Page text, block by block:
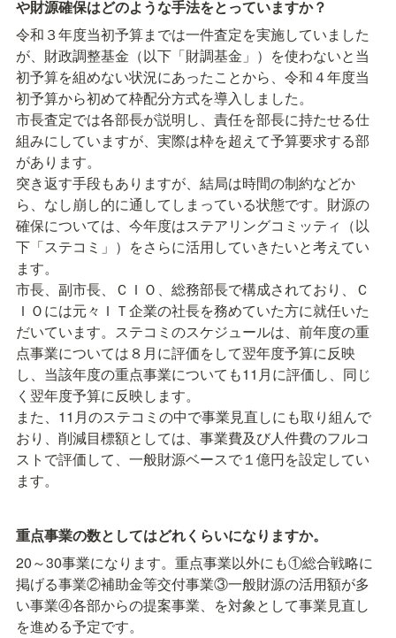
や財源確保はどのような手法をとっていますか？
令和３年度当初予算までは一件査定を実施していました
が、財政調整基金（以下「財調基金」）を使わないと当
初予算を組めない状況にあったことから、令和４年度当
初予算から初めて枠配分方式を導入しました。
市長査定では各部長が説明し、責任を部長に持たせる仕
組みにしていますが、実際は枠を超えて予算要求する部
があります。
突き返す手段もありますが、結局は時間の制約などか
ら、なし崩し的に通してしまっている状態です。財源の
確保については、今年度はステアリングコミッティ（以
下「ステコミ」）をさらに活用していきたいと考えてい
ます。
市長、副市長、ＣＩＯ、総務部長で構成されており、Ｃ
ＩＯには元々ＩＴ企業の社長を務めていた方に就任いた
だいています。ステコミのスケジュールは、前年度の重
点事業については８月に評価をして翌年度予算に反映
し、当該年度の重点事業についても11月に評価し、同じ
く翌年度予算に反映します。
また、11月のステコミの中で事業見直しにも取り組んで
おり、削減目標額としては、事業費及び人件費のフルコ
ストで評価して、一般財源ベースで１億円を設定してい
ます。
重点事業の数としてはどれくらいになりますか。
20～30事業になります。重点事業以外にも①総合戦略に
掲げる事業②補助金等交付事業③一般財源の活用額が多
い事業④各部からの提案事業、を対象として事業見直し
を進める予定です。